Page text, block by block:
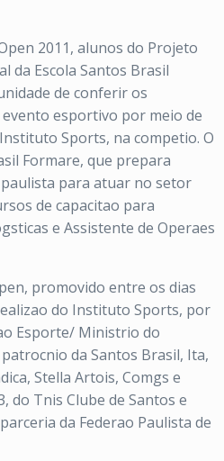
2011, alunos do Projeto
da Escola Santos Brasil
de conferir os
esportivo por meio de
Sports, na competio. O
Formare, que prepara
para atuar no setor
de capacitao para
e Assistente de Operaes
promovido entre os dias
do Instituto Sports, por
Esporte/ Ministrio do
da Santos Brasil, Ita,
Stella Artois, Comgs e
do Tnis Clube de Santos e
da Federao Paulista de